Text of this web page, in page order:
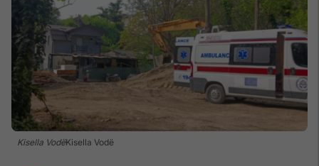
Kisella VodëKisella Vodë